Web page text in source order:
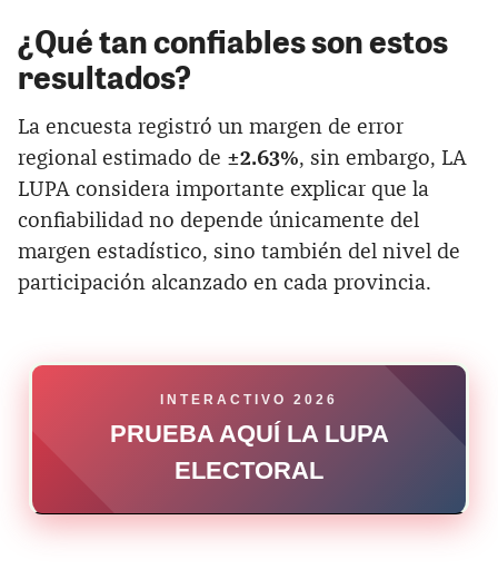
¿Qué tan confiables son estos
resultados?
La encuesta registró un margen de error
regional estimado de ±2.63%, sin embargo, LA
LUPA considera importante explicar que la
confiabilidad no depende únicamente del
margen estadístico, sino también del nivel de
participación alcanzado en cada provincia.
INTERACTIVO 2026
PRUEBA AQUÍ LA LUPA
ELECTORAL